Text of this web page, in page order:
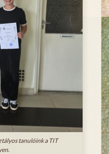
tanulóink a TIT